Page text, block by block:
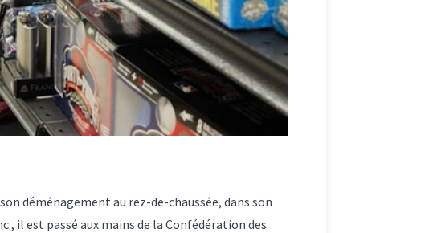
déménagement au rez-de-chaussée, dans son
il est passé aux mains de la Confédération des